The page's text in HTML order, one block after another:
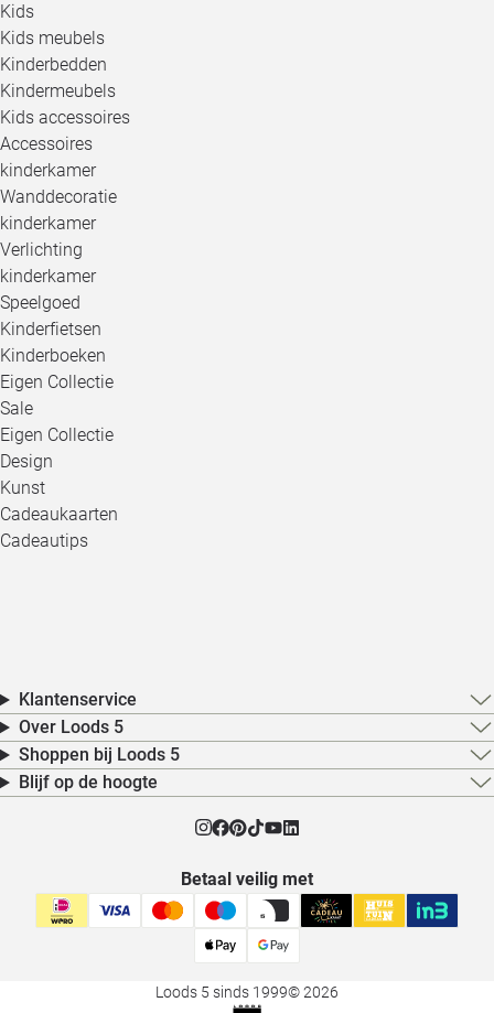
Kids
Kids meubels
Kinderbedden
Kindermeubels
Kids accessoires
Accessoires
kinderkamer
Wanddecoratie
kinderkamer
Verlichting
kinderkamer
Speelgoed
Kinderfietsen
Kinderboeken
Eigen Collectie
Sale
Eigen Collectie
Design
Kunst
Cadeaukaarten
Cadeautips
Klantenservice
Over Loods 5
Shoppen bij Loods 5
Blijf op de hoogte
Betaal veilig met
Loods 5 sinds 1999© 2026